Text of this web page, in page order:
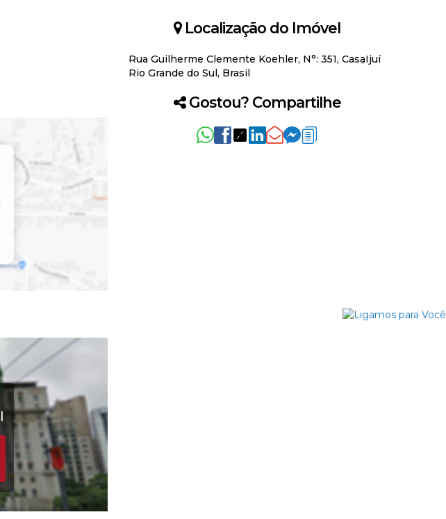
Localização do Imóvel
Rua Guilherme Clemente Koehler, N°: 351, CasaIjuí
Rio Grande do Sul, Brasil
Gostou? Compartilhe